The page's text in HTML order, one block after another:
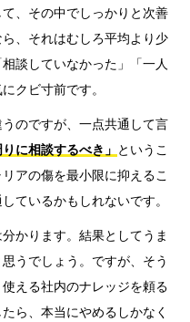
、その中でしっかりと次善
、それはむしろ平均より少
談していなかった」「一人
クビ寸前です。
のですが、一点共通して言
に相談するべき」 というこ
アの傷を最小限に抑えるこ
ているかもしれないです。
かります。結果としてうま
うでしょう。ですが、そう
える社内のナレッジを頼る
ら、本当にやめるしかなく